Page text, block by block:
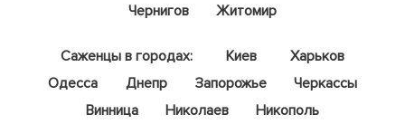
Чернигов
Житомир
Саженцы в городах: Киев
Харьков
Одесса
Днепр Запорожье
Черкассы
Винница
Николаев
Никополь